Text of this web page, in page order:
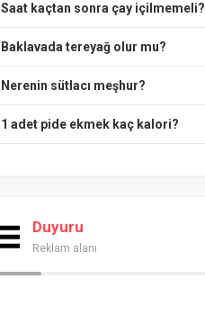
Saat kaçtan sonra çay içilmemeli?
Baklavada tereyağ olur mu?
Nerenin sütlacı meşhur?
1 adet pide ekmek kaç kalori?
Duyuru
Reklam alanı